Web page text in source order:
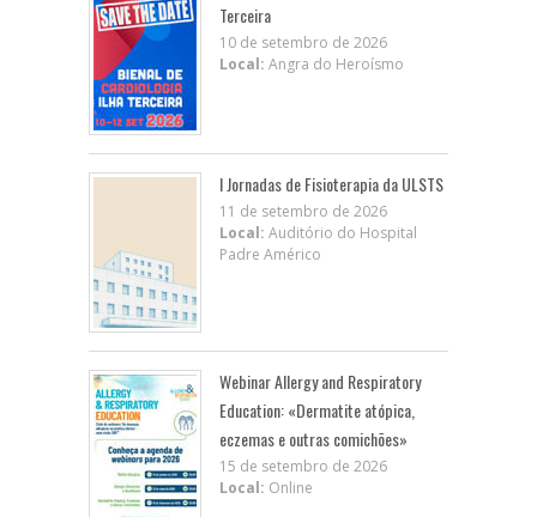
Terceira
10 de setembro de 2026
Local: Angra do Heroísmo
I Jornadas de Fisioterapia da ULSTS
11 de setembro de 2026
Local: Auditório do Hospital
Padre Américo
Webinar Allergy and Respiratory
Education: «Dermatite atópica,
eczemas e outras comichões»
15 de setembro de 2026
Local: Online